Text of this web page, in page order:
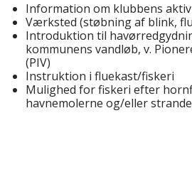
Information om klubbens
Værksted (støbning af blink,
Introduktion til
kommunens vandløb, v.
(PIV)
Instruktion i fluekast/fiskeri
Mulighed for fiskeri efter
havnemolerne og/eller